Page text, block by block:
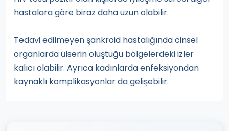
hastalara göre biraz daha uzun olabilir.
Tedavi edilmeyen şankroid hastalığında cinsel
organlarda ülserin oluştuğu bölgelerdeki izler
kalıcı olabilir. Ayrıca kadınlarda enfeksiyondan
kaynaklı komplikasyonlar da gelişebilir.